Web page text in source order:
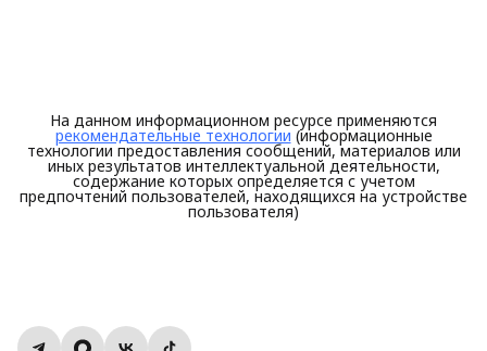
На данном информационном ресурсе применяются
рекомендательные технологии (информационные
технологии предоставления сообщений, материалов или
иных результатов интеллектуальной деятельности,
содержание которых определяется с учетом
предпочтений пользователей, находящихся на устройстве
пользователя)